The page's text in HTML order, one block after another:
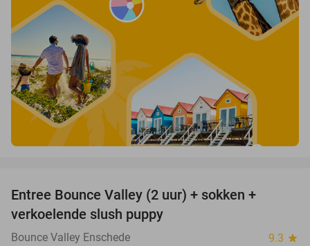
Entree Bounce Valley (2 uur) + sokken +
verkoelende slush puppy
Bounce Valley Enschede 9.3 star